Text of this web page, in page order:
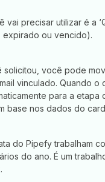
precisar utilizar é a
expirado ou vencido).
você pode
vinculado. Quando
para a
base nos dados do
do Pipefy trabalham
do ano. É um